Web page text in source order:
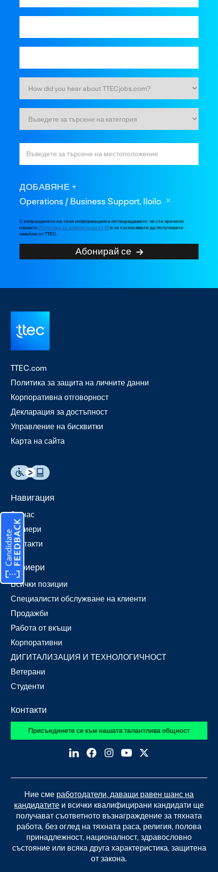
ДОБАВЯНЕ
Operations / Business Support, Iloilo
С изпращането на тази информацията потвърждавате, че сте прочели
нашата Политика за поверителност
и се съгласявате да получавате
имейли от TTEC.
Абонирай се
TTEC.com
Политика за защита на личните данни
Корпоративна отговорност
Декларация за достъпност
Управление на бисквитки
Карта на сайта
Навигация
За нас
Кариери
Контакти
Кариери
Всички позиции
Специалисти обслужване на клиенти
Продажби
Работа от вкъщи
Корпоративни
ДИГИТАЛИЗАЦИЯ И ТЕХНОЛОГИЧНОСТ
Ветерани
Студенти
Контакти
Присъединете се към нашата талантлива общност
Ние сме работодатели, даващи равен шанс на
кандидатите и всички квалифицирани кандидати ще
получават съответното възнаграждение за тяхната
работа, без оглед на тяхната раса, религия, полова
принадлежност, националност, здравословно
състояние или всяка друга характеристика, защитена
от закона.